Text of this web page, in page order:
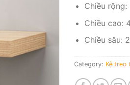
Chiều rộng:
Chiều cao:
Chiều sâu:
Category: Kệ treo